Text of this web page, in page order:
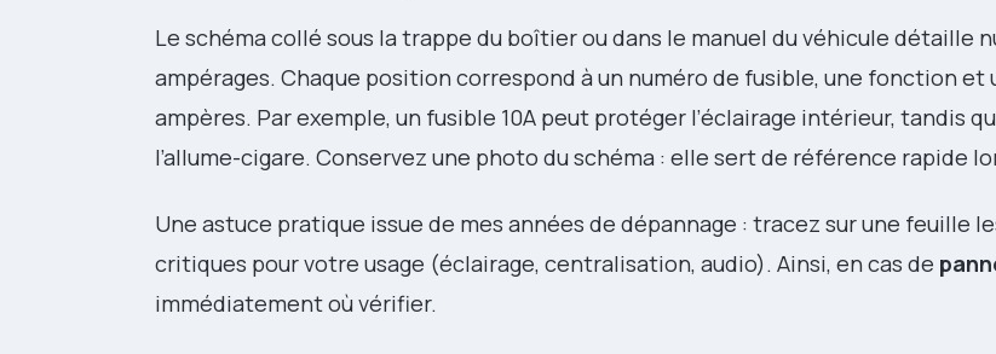
Le schéma collé sous la trappe du boîtier ou dans le manuel du véhicule détaille
ampérages. Chaque position correspond à un numéro de fusible, une fonction
ampères. Par exemple, un fusible 10A peut protéger l’éclairage intérieur, tandis
l’allume-cigare. Conservez une photo du schéma : elle sert de référence rapide
Une astuce pratique issue de mes années de dépannage : tracez sur une feuille
critiques pour votre usage (éclairage, centralisation, audio). Ainsi, en cas de
immédiatement où vérifier.